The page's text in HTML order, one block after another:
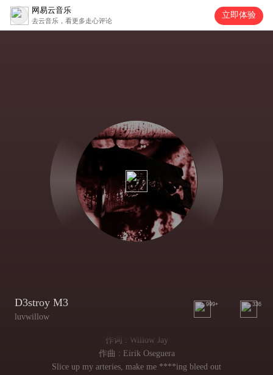
网易云音乐
去云音乐，看更多走心评论
立即体验
D3stroy M3
luvwillow
999+ 336
作词 : Willow Jay
作曲 : Eirik Oseguera
Slice up my arteries, make me ****ing bleed out